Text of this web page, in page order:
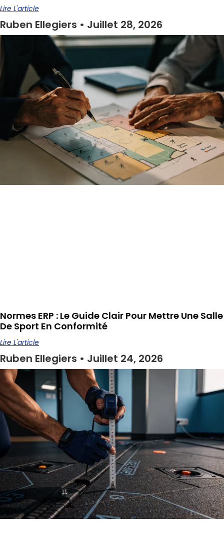
Lire L'article
Ruben Ellegiers Juillet 28, 2026
Normes ERP : Le Guide Clair Pour Mettre Une Salle
De Sport En Conformité
Lire L'article
Ruben Ellegiers Juillet 24, 2026